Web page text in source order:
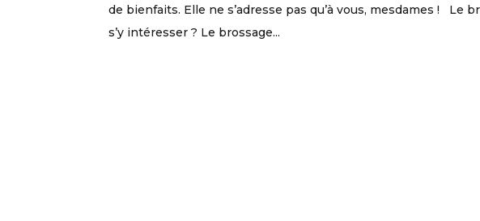
de bienfaits. Elle ne s’adresse pas qu’à vous, mesdames ! Le
s’y intéresser ? Le brossage...